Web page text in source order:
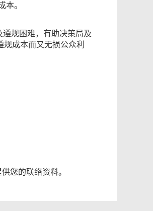
本。
规困难，有助决策局及
成本而又无损公众利
您的联络资料。